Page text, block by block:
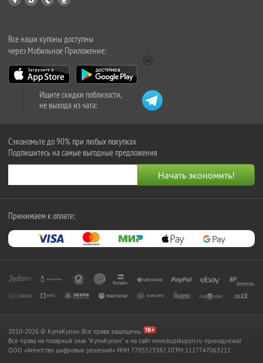
Все наши купоны доступны
через Мобильное Приложение:
Ищите скидки поблизости,
не выходя из чата:
Сэкономьте до 90% при любых покупках
Подпишитесь на самые выгодные предложения
Принимаем к оплате:
2010-2026 © КупиКупон. Все права защищены.
Все права на товарный знак "КупиКупон" и на сайт www.kupikupon.ru принадлежат
OOO «Агентство цифровых решений» ИНН 7705523387, ОГРН 1127747063212